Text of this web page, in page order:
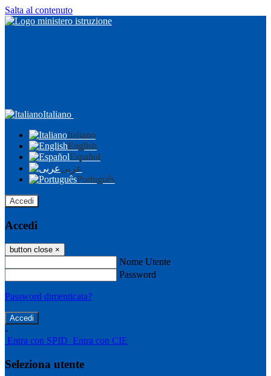
Salta al contenuto
Italiano
Italiano
English
Español
عربى
Português
Accedi
Accedi
button close ×
Nome Utente
Password
Password dimenticata?
-
Entra con SPID Entra con CIE
Seleziona utente